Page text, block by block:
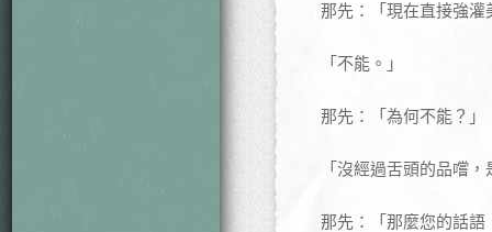
那先：「現在直接強
「不能。」
那先：「為何不能？」
「沒經過舌頭的品嚐
那先：「那麼您的話語